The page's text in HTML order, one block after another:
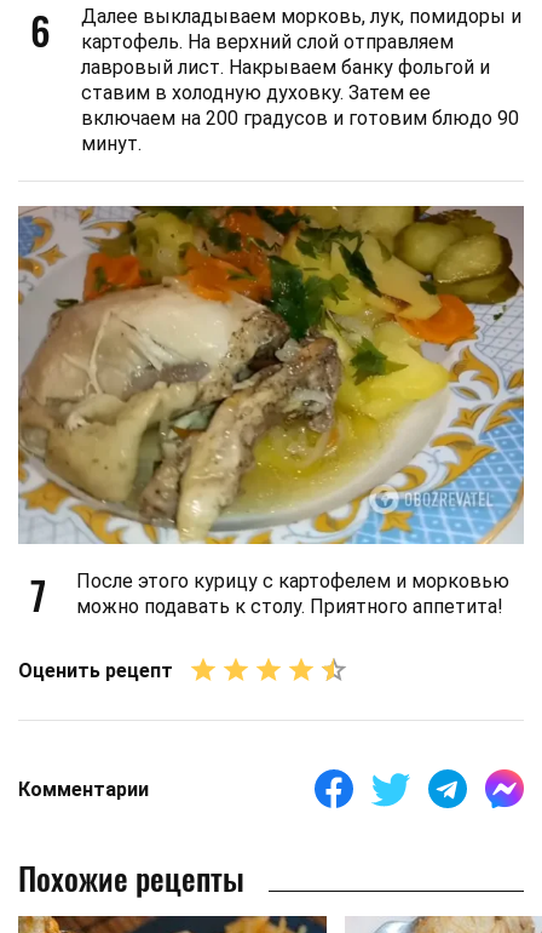
6
Далее выкладываем морковь, лук, помидоры и
картофель. На верхний слой отправляем
лавровый лист. Накрываем банку фольгой и
ставим в холодную духовку. Затем ее
включаем на 200 градусов и готовим блюдо 90
минут.
7
После этого курицу с картофелем и морковью
можно подавать к столу. Приятного аппетита!
Оценить рецепт
Комментарии
Похожие рецепты